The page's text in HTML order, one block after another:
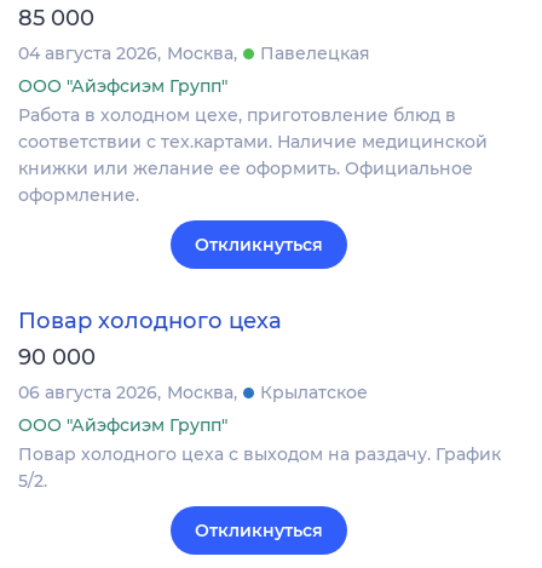
85 000
04 августа 2026 Москва
Павелецкая
ООО "Айэфсиэм Групп"
Работа в холодном цехе, приготовление блюд в
соответствии с тех.картами. Наличие медицинской
книжки или желание ее оформить. Официальное
оформление.
Откликнуться
Повар холодного цеха
90 000
06 августа 2026 Москва
Крылатское
ООО "Айэфсиэм Групп"
Повар холодного цеха с выходом на раздачу. График
5/2.
Откликнуться